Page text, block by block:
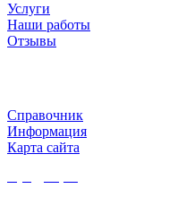
Услуги
Наши работы
Отзывы
Справочник
Информация
Карта сайта